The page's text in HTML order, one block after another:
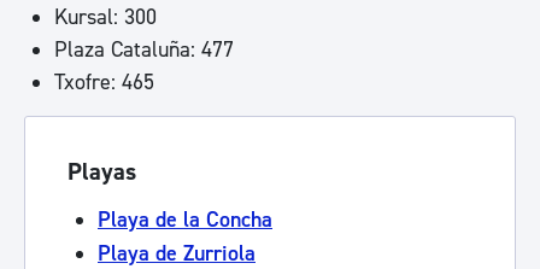
Kursal: 300
Plaza Cataluña: 477
Txofre: 465
Playas
Playa de la Concha
Playa de Zurriola